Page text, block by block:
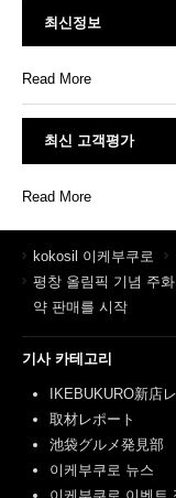
최신정보
Read More
최신 고객평가
Read More
kokosil 이케부쿠로
평창 올림픽 기념 주
약 판매를 시작
기사 카테고리
IKEBUKURO新店
取材レポート
池袋グルメ発見部
이케부쿠로 뉴스